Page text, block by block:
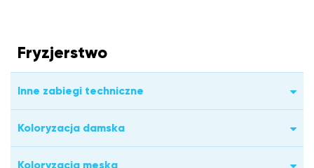
Fryzjerstwo
Inne zabiegi techniczne
Koloryzacja damska
Koloryzacja męska